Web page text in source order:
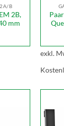
B
2B,
mm
exkl.